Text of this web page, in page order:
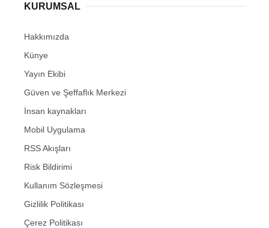
KURUMSAL
Hakkımızda
Künye
Yayın Ekibi
Güven ve Şeffaflık Merkezi
İnsan kaynakları
Mobil Uygulama
RSS Akışları
Risk Bildirimi
Kullanım Sözleşmesi
Gizlilik Politikası
Çerez Politikası